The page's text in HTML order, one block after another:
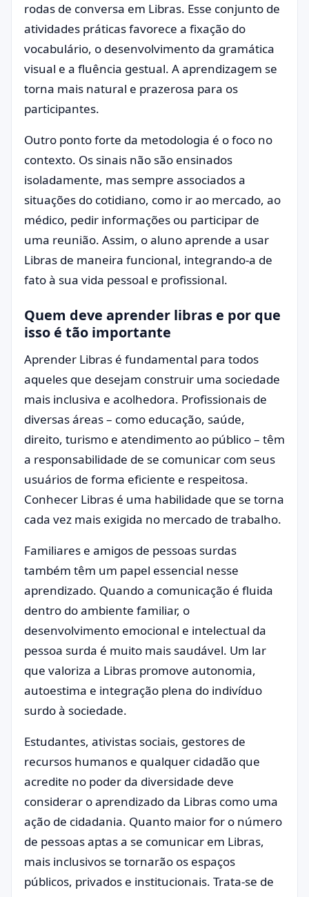
rodas de conversa em Libras. Esse conjunto de
atividades práticas favorece a fixação do
vocabulário, o desenvolvimento da gramática
visual e a fluência gestual. A aprendizagem se
torna mais natural e prazerosa para os
participantes.
Outro ponto forte da metodologia é o foco no
contexto. Os sinais não são ensinados
isoladamente, mas sempre associados a
situações do cotidiano, como ir ao mercado, ao
médico, pedir informações ou participar de
uma reunião. Assim, o aluno aprende a usar
Libras de maneira funcional, integrando-a de
fato à sua vida pessoal e profissional.
Quem deve aprender libras e por que
isso é tão importante
Aprender Libras é fundamental para todos
aqueles que desejam construir uma sociedade
mais inclusiva e acolhedora. Profissionais de
diversas áreas – como educação, saúde,
direito, turismo e atendimento ao público – têm
a responsabilidade de se comunicar com seus
usuários de forma eficiente e respeitosa.
Conhecer Libras é uma habilidade que se torna
cada vez mais exigida no mercado de trabalho.
Familiares e amigos de pessoas surdas
também têm um papel essencial nesse
aprendizado. Quando a comunicação é fluida
dentro do ambiente familiar, o
desenvolvimento emocional e intelectual da
pessoa surda é muito mais saudável. Um lar
que valoriza a Libras promove autonomia,
autoestima e integração plena do indivíduo
surdo à sociedade.
Estudantes, ativistas sociais, gestores de
recursos humanos e qualquer cidadão que
acredite no poder da diversidade deve
considerar o aprendizado da Libras como uma
ação de cidadania. Quanto maior for o número
de pessoas aptas a se comunicar em Libras,
mais inclusivos se tornarão os espaços
públicos, privados e institucionais. Trata-se de